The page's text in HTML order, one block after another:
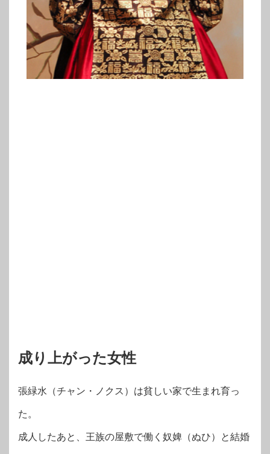
成り上がった女性
張緑水（チャン・ノクス）は貧しい家で生まれ育っ
た。
成人したあと、王族の屋敷で働く奴婢（ぬひ）と結婚